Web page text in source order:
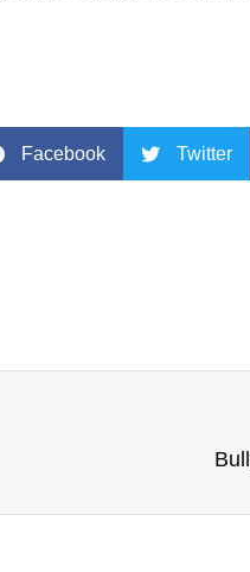
Facebook Twitter